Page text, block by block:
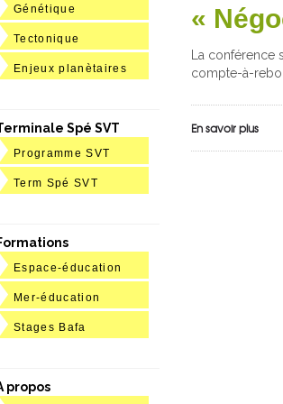
«
La
compte-à-
En savoir plus
Génétique
Tectonique
Enjeux planètaires
Spé SVT
Programme SVT
Term Spé SVT
Espace-éducation
Mer-éducation
Stages Bafa
propos